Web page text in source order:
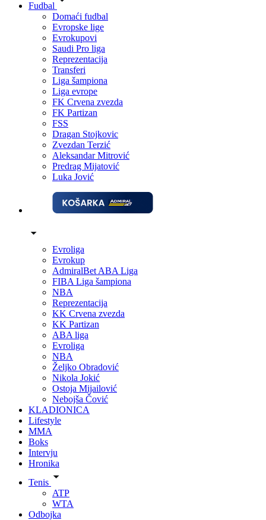
Fudbal
Domaći fudbal
Evropske lige
Evrokupovi
Saudi Pro liga
Reprezentacija
Transferi
Liga šampiona
Liga evrope
FK Crvena zvezda
FK Partizan
FSS
Dragan Stojkovic
Zvezdan Terzić
Aleksandar Mitrović
Predrag Mijatović
Luka Jović
Evroliga
Evrokup
AdmiralBet ABA Liga
FIBA Liga šampiona
NBA
Reprezentacija
KK Crvena zvezda
KK Partizan
ABA liga
Evroliga
NBA
Željko Obradović
Nikola Jokić
Ostoja Mijailović
Nebojša Čović
KLADIONICA
Lifestyle
MMA
Boks
Intervju
Hronika
Tenis
ATP
WTA
Odbojka